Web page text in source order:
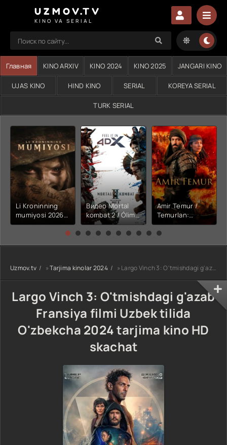
UZMOV.TV
KINO VA SERIAL
Главная KINO ARXIV KINO 2024 KINO 2025 JANGARI KINO
UJAS KINO HIND KINO SERIAL KOREYA SERIAL
TURK SERIAL
Li Kroninning
mumiyosi 2026
(uzbek tilida
kino) tarjima HD
Видео Mortal
kombat 2 / Ólim
jangi 2 (2026)
Uzbek tilida
Amir Temur /
Temurlan:
Fathchining
yuksalishi
tarjima kino Full
HD tas-ix
Uzmov.tv »Tarjima kinolar 2024 » Largo Vinch 3: O'tmishdagi g'azab Fransiya filmi Uzbek tilida O'zbekcha 2024 tarjima kino HD skachat
Largo Vinch 3: O'tmishdagi g'azab
Fransiya filmi Uzbek tilida
O'zbekcha 2024 tarjima kino HD
skachat